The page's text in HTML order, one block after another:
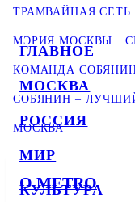
ГЛАВНОЕ
МОСКВА
РОССИЯ
МИР
КУЛЬТУРА
ТРАМВАЙНАЯ
МЭРИЯ МОСКВЫ
КОМАНДА
СОБЯНИН –
МОСКВА
О METRO